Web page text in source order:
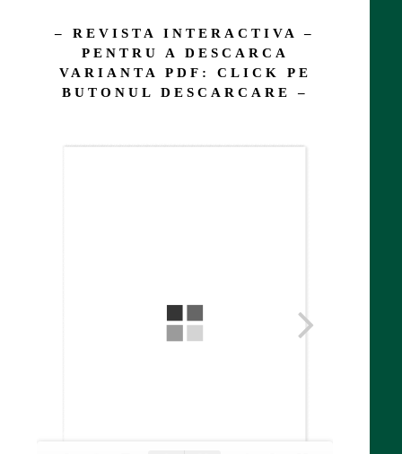
– REVISTA INTERACTIVA –
PENTRU A DESCARCA
VARIANTA PDF: CLICK PE
BUTONUL DESCARCARE –